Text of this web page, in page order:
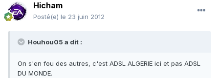
Hicham
Posté(e) le 23 juin 2012
Houhou05 a dit :
On s'en fou des autres, c'est ADSL ALGERIE ici et pas ADSL
DU MONDE.